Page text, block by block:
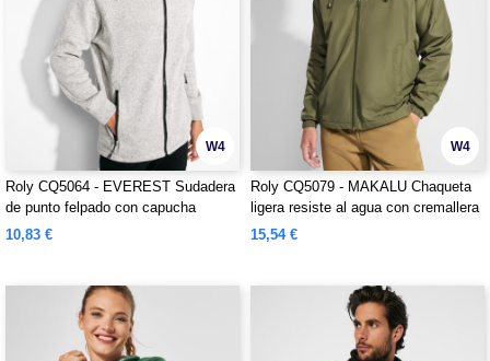
W4
Roly CQ5064 - EVEREST Sudadera
de punto felpado con capucha
10,83 €
W4
Roly CQ5079 - MAKALU Chaqueta
ligera resiste al agua con cremallera
frontal
15,54 €